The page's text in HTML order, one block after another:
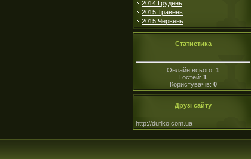
2014 Грудень
2015 Травень
2015 Червень
Статистика
Онлайн всього: 1
Гостей: 1
Користувачів: 0
Друзі сайту
http://duflko.com.ua